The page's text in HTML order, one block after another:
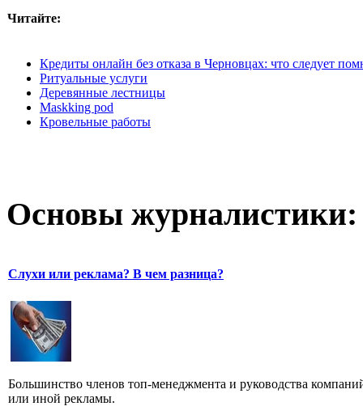
Читайте:
Кредиты онлайн без отказа в Черновцах: что следует
Ритуальные услуги
Деревянные лестницы
Maskking pod
Кровельные работы
Основы журналистики:
Слухи или реклама? В чем разница?
Большинство членов топ-менеджмента и руководства
или иной рекламы.